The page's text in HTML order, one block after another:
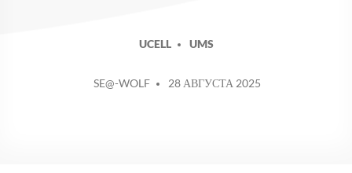
UCELL UMS
ОТ
SE@-WOLF 28 АВГУСТА 2025